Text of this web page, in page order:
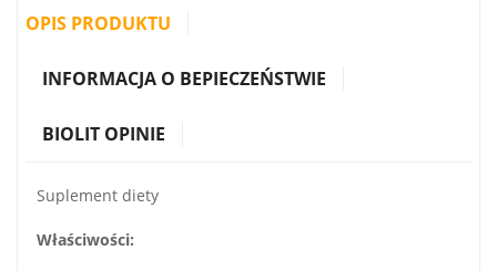
OPIS PRODUKTU
INFORMACJA O BEPIECZEŃSTWIE
BIOLIT OPINIE
Suplement diety
Właściwości: